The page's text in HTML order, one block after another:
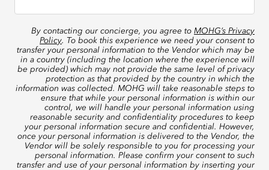
By contacting our concierge, you agree to MOHG’s Privacy
Policy. To book this experience we need your consent to
transfer your personal information to the Vendor which may be
in a country (including the location where the experience will
be provided) which may not provide the same level of privacy
protection as that provided by the country in which the
information was collected. MOHG will take reasonable steps to
ensure that while your personal information is within our
control, we will handle your personal information using
reasonable security and confidentiality procedures to keep
your personal information secure and confidential. However,
once your personal information is delivered to the Vendor, the
Vendor will be solely responsible to you for processing your
personal information. Please confirm your consent to such
transfer and use of your personal information by inserting your